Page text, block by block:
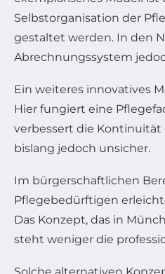
Selbstorganisation der
gestaltet werden. In den
Abrechnungssystem
Ein weiteres innovatives
Hier fungiert eine
verbessert die Kontinuität
bislang jedoch unsicher.
Im bürgerschaftlichen
Pflegebedürftigen
Das Konzept, das in
steht weniger die